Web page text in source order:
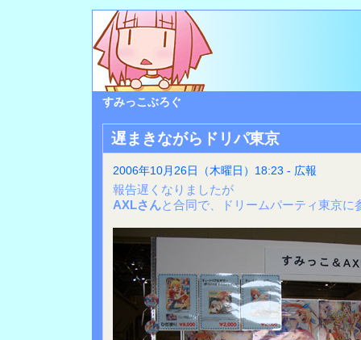
すみっこぶろぐ
遅まきながらドリパ東京
2006年10月26日（木曜日）18:23 - 広報
報告遅くなりましたが
AXLさんと合同で、ドリームパーティ東京に